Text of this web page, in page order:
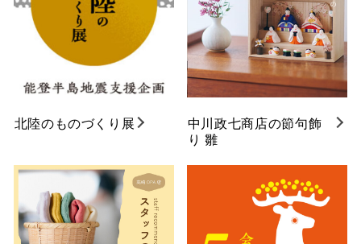
北陸のものづくり展
中川政七商店の節句飾
り 雛